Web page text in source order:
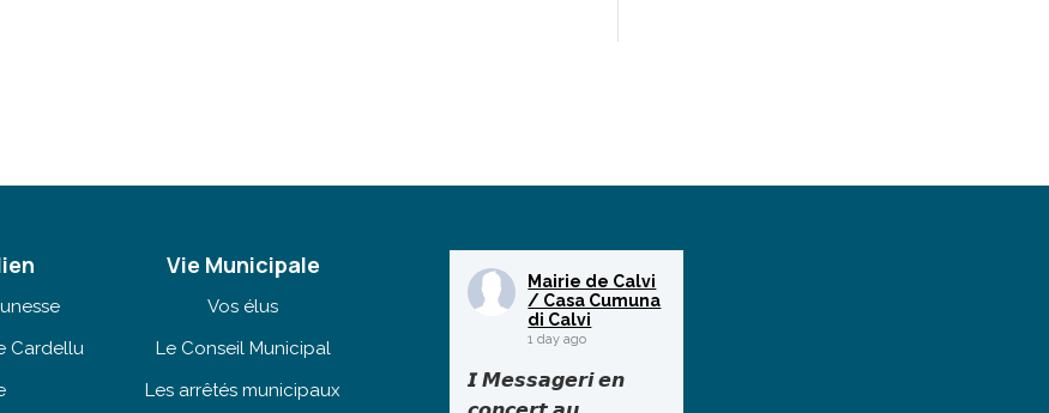
Cardellu
Vie Municipale
Vos élus
Le Conseil Municipal
Les arrêtés municipaux
Mairie de Calvi
/ Casa Cumuna
di Calvi
1 day ago
𝙄 𝙈𝙚𝙨𝙨𝙖𝙜𝙚𝙧𝙞 𝙚𝙣